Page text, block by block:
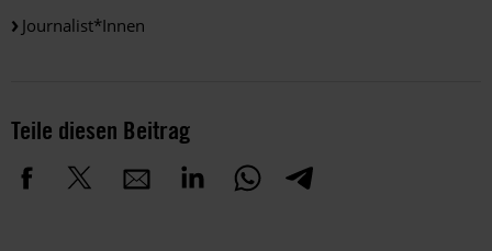
Journalist*innen
Teile diesen Beitrag